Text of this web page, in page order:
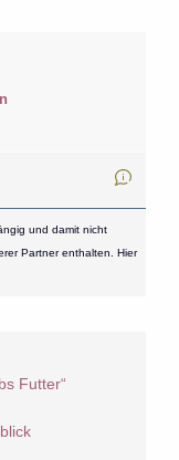
und damit nicht
Partner enthalten. Hier
Futter“